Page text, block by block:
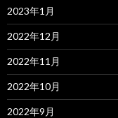
2023年1月
2022年12月
2022年11月
2022年10月
2022年9月